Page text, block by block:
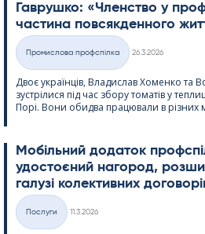
Гаврушко: «Членство у
частина повсякденного
Категорії
Промислова профспілка
26.3.2026
Двоє українців, Владислав Хоменко та
зустрілися під час збору томатів у
Порі. Вони обидва працювали в різних
Мобільний додаток
удостоєний нагород,
галузі колективних
Категорії
Послуги
11.3.2026